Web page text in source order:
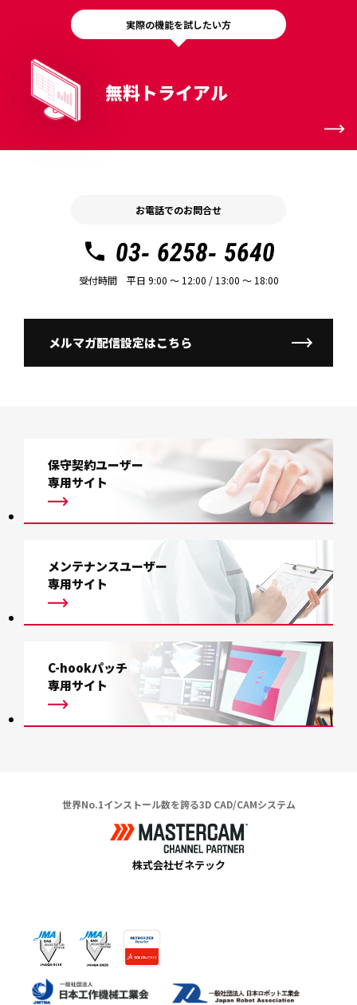
実際の機能を試したい方
無料トライアル
お電話でのお問合せ
03- 6258- 5640
受付時間 平日 9:00 〜 12:00 / 13:00 〜 18:00
メルマガ配信設定はこちら
保守契約ユーザー
専用サイト
メンテナンスユーザー
専用サイト
C-hookパッチ
専用サイト
世界No.1インストール数を誇る3D CAD/CAMシステム
株式会社ゼネテック